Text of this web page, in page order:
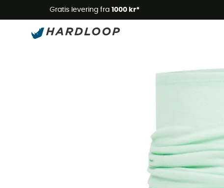
Gratis levering fra 1000 kr*